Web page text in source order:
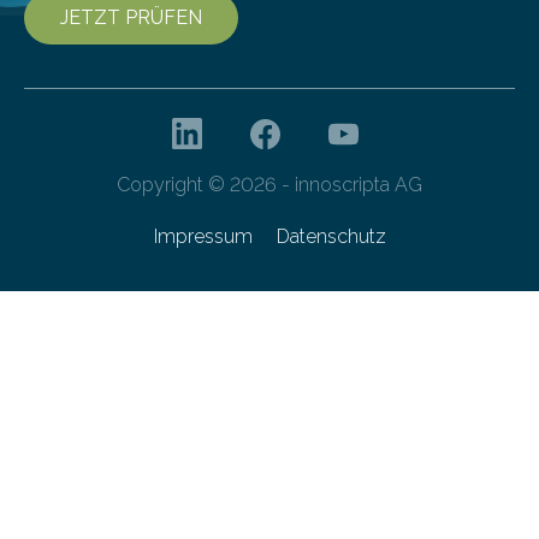
JETZT PRÜFEN
Copyright © 2026 - innoscripta AG
Impressum Datenschutz